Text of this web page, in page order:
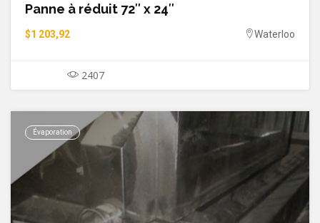
Panne à réduit 72″ x 24″
$1 203,92 Waterloo
2407
Évaporation